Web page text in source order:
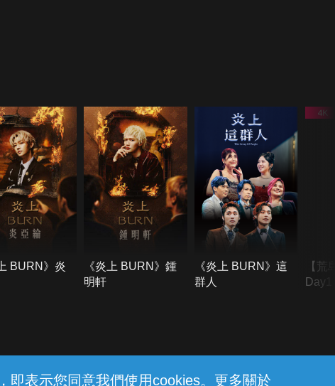
即表示您同意我們使用cookies。更多關於
BURN》炎
《炎上 BURN》鍾
明軒
《炎上 BURN》這
群人
【荒